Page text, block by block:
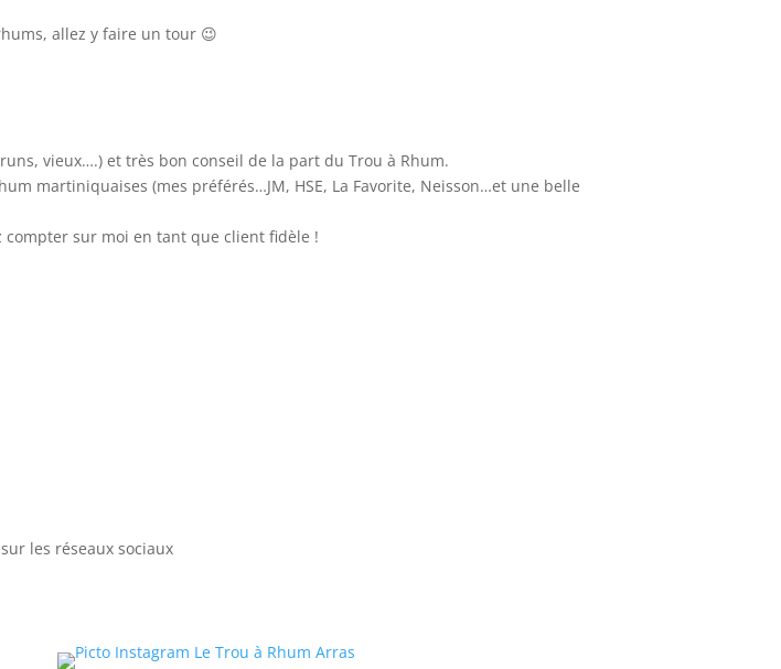
allez y faire un tour 😉
vieux….) et très bon conseil de la part du Trou à Rhum.
martiniquaises (mes préférés…JM, HSE, La Favorite, Neisson…et une belle
sur moi en tant que client fidèle !
les réseaux sociaux